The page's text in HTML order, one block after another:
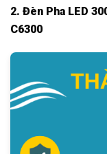
2. Đèn Pha LED
C6300